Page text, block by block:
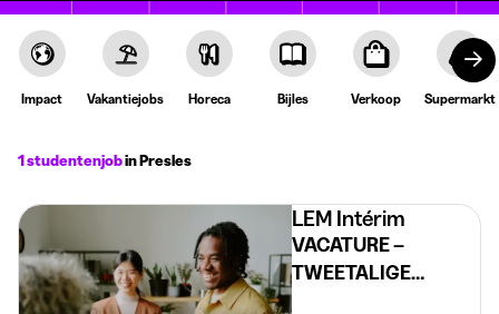
Impact Vakantiejobs Horeca Bijles Verkoop Supermarkt
1 studentenjobin Presles
LEM Intérim
VACATURE –
TWEETALIGE
STUDENT FRANS –